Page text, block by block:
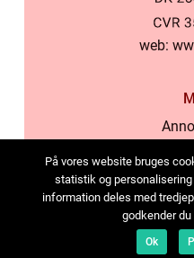
web:
På vores website bruges
statistik og
information deles med
godkender
Ok